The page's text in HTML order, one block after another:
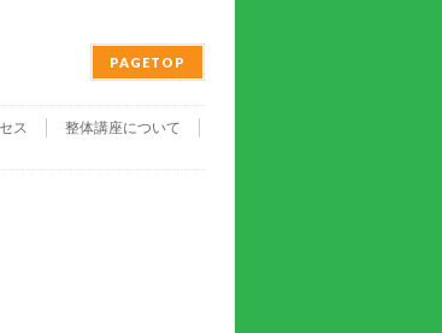
PAGETOP
ス
整体講座について